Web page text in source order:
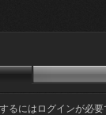
るにはログインが必要